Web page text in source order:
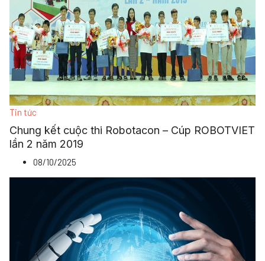
Tin tức
Chung kết cuộc thi Robotacon – Cúp ROBOTVIET
lần 2 năm 2019
08/10/2025